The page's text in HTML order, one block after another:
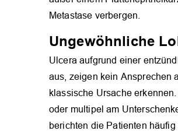
Metastase verbergen.
Ungewöhnliche
Ulcera aufgrund einer
aus, zeigen kein Ansprechen
klassische Ursache
oder multipel am
berichten die Patienten